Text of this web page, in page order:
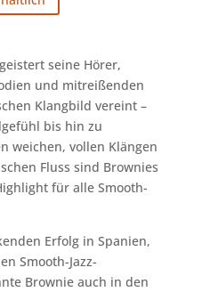
seine Hörer,
und mitreißenden
Klangbild vereint –
bis hin zu
weichen, vollen Klängen
Fluss sind Brownies
für alle Smooth-
Erfolg in Spanien,
Smooth-Jazz-
Brownie auch in den